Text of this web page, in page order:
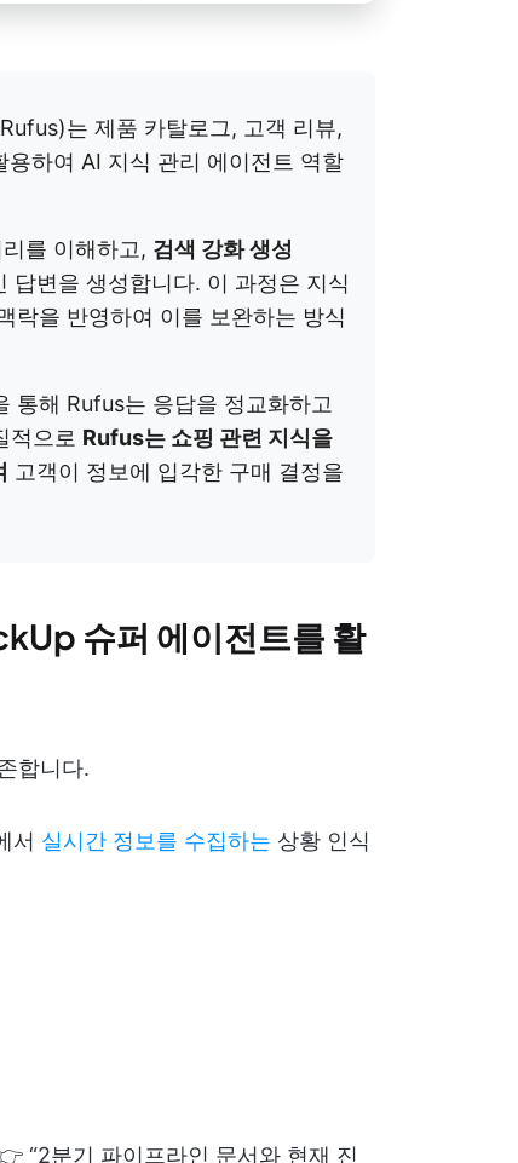
는 제품 카탈로그, 고객 리뷰,
하여 AI 지식 관리 에이전트 역할
를 이해하고, 검색 강화 생성
답변을 생성합니다. 이 과정은 지식
락을 반영하여 이를 보완하는 방식
통해 Rufus는 응답을 정교화하고
적으로 Rufus는 쇼핑 관련 지식을
고객이 정보에 입각한 구매 결정을
슈퍼 에이전트를 활
합니다.
서 실시간 정보를 수집하는 상황 인식
“2분기 파이프라인 문서와 현재 진